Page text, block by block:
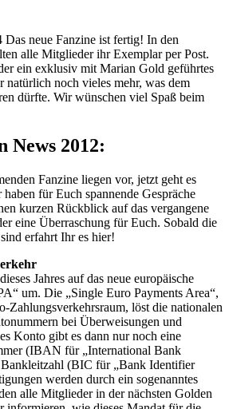
Das neue Fanzine ist fertig! In den
alle Mitglieder ihr Exemplar per Post.
ein exklusiv mit Marian Gold geführtes
noch vieles mehr, was dem
dürfte. Wir wünschen viel Spaß beim
News 2012:
Fanzine liegen vor, jetzt geht es
für Euch spannende Gespräche
kurzen Rückblick auf das vergangene
eine Überraschung für Euch. Sobald die
erfahrt Ihr es hier!
Jahres auf das neue europäische
um. Die „Single Euro Payments Area“,
Zahlungsverkehrsraum, löst die nationalen
bei Überweisungen und
Konto gibt es dann nur noch eine
(IBAN für „International Bank
(BIC für „Bank Identifier
werden durch ein sogenanntes
alle Mitglieder in der nächsten Golden